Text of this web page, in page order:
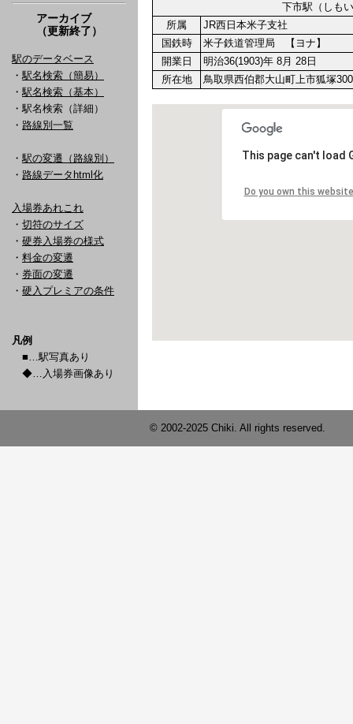
アーカイブ
（更新終了）
駅のデータベース
・ 駅名検索（簡易）
・ 駅名検索（基本）
・駅名検索（詳細）
・ 路線別一覧
・ 駅の変遷（路線別）
・ 路線データhtml化
入場券あれこれ
・ 切符のサイズ
・ 硬券入場券の様式
・ 料金の変遷
・ 券面の変遷
・ 硬入プレミアの条件
凡例
■…駅写真あり
◆…入場券画像あり
下市駅（し
所属
JR西日本米子支社
国鉄時
米子鉄道管理局 【ヨナ】
開業日
明治36(1903)年 8月 28日
所在地
鳥取県西伯郡大山町上市狐塚300
© 2002-2025 Chiki. All rights reserved.